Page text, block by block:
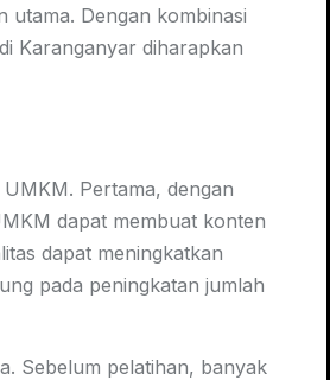
utama. Dengan kombinasi
Karanganyar diharapkan
Pertama, dengan
dapat membuat konten
dapat meningkatkan
pada peningkatan jumlah
Sebelum pelatihan, banyak